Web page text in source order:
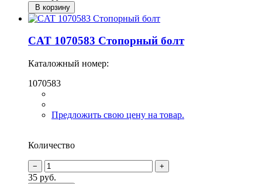
В корзину
CAT 1070583 Стопорный болт
Каталожный номер:
1070583
Предложить свою цену на товар.
Количество
35 руб.